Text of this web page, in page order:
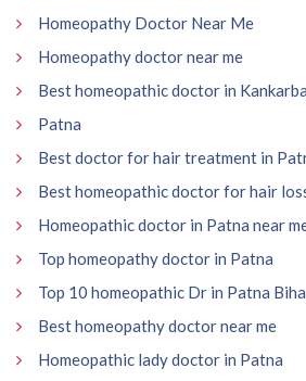
Homeopathy Doctor Near Me
Homeopathy doctor near me
Best homeopathic doctor in
Patna
Best doctor for hair treatment in
Best homeopathic doctor for hair
Homeopathic doctor in Patna near
Top homeopathy doctor in Patna
Top 10 homeopathic Dr in Patna
Best homeopathy doctor near me
Homeopathic lady doctor in Patna